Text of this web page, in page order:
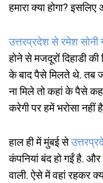
हमारा क्या होगा?
उत्तरप्रदेशसेरमेशसोनी
होने से मजदूरों दिहाडी
के बाद पैसे मिलते थे. तब
ना मिले तो कहां के पैसे
करेगी पर हमें भरोसा
हाल ही में मुंबई से
कंपनियां बंद हो गईं है.
वाली. ऐसे में वहां रहकर